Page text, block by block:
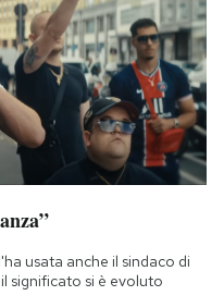
usata anche il sindaco di
significato si è evoluto